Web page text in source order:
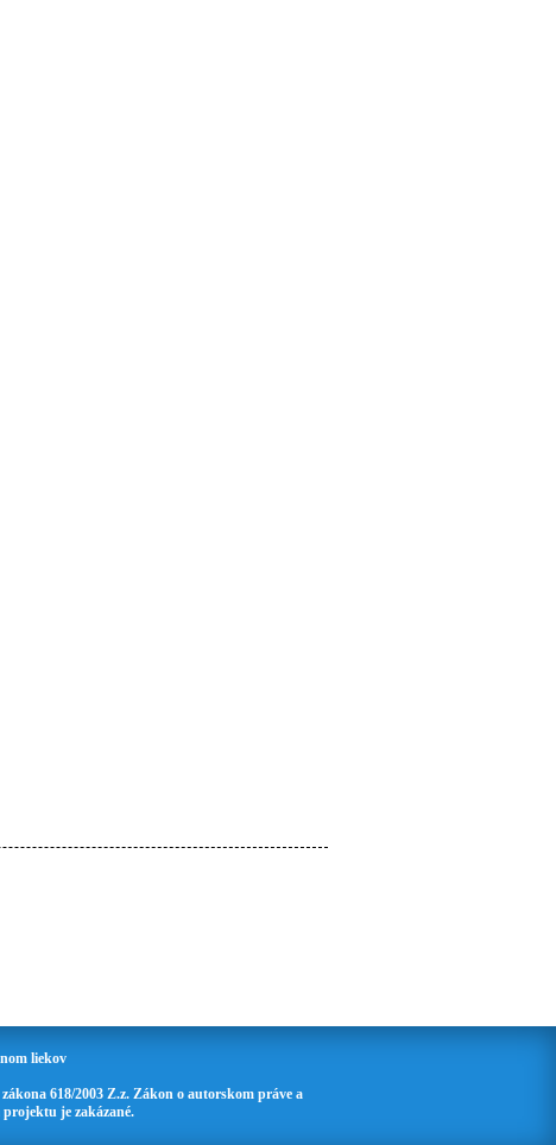
liekov
618/2003 Z.z. Zákon o autorskom práve a
je zakázané.